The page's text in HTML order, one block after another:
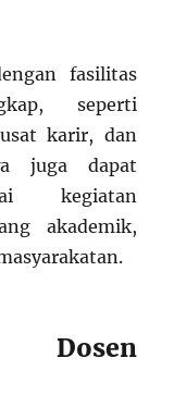
fasilitas
seperti
karir, dan
juga dapat
kegiatan
akademik,